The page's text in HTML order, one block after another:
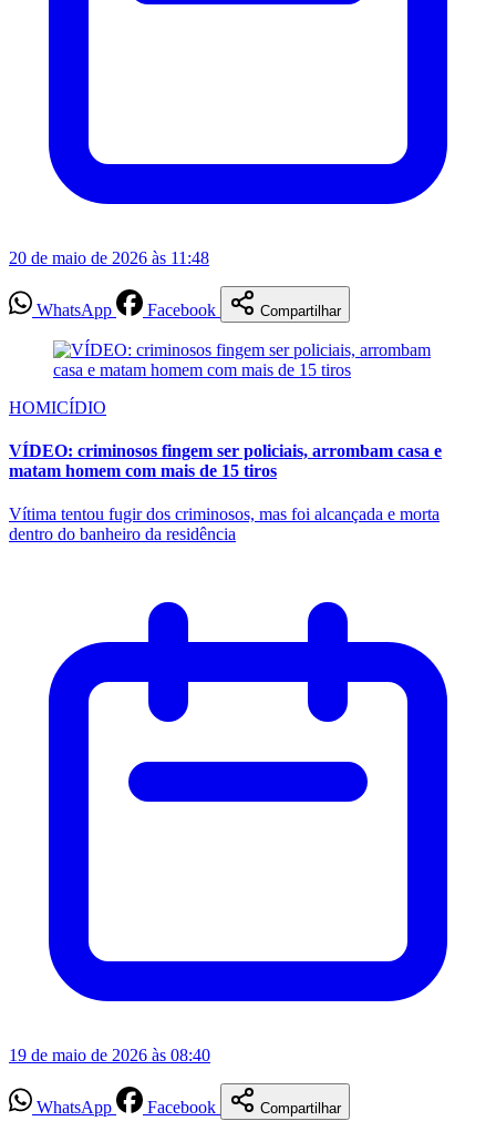
20 de maio de 2026 às 11:48
WhatsApp Facebook Compartilhar
HOMICÍDIO
VÍDEO: criminosos fingem ser policiais, arrombam casa e
matam homem com mais de 15 tiros
Vítima tentou fugir dos criminosos, mas foi alcançada e morta
dentro do banheiro da residência
19 de maio de 2026 às 08:40
WhatsApp Facebook Compartilhar